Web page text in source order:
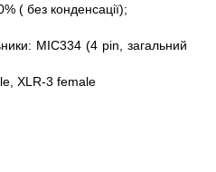
( без конденсації);
MIC334 (4 pin, загальний
XLR-3 female